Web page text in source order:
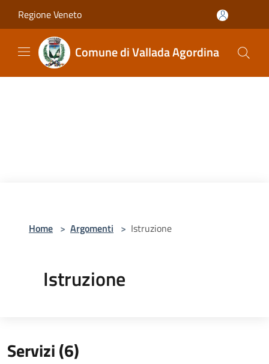
Regione Veneto
Comune di Vallada Agordina
Home > Argomenti > Istruzione
Istruzione
Servizi (6)